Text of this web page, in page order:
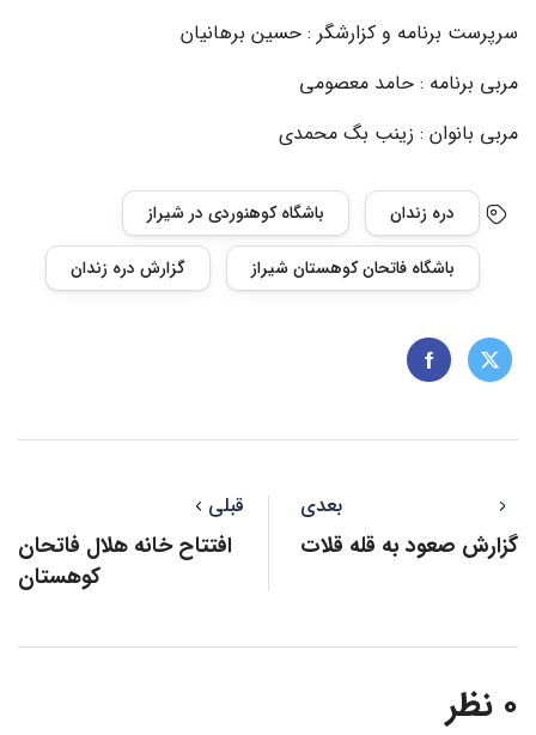
سرپرست برنامه و کزارشگر : حسین برهانیان
مربی برنامه : حامد معصومی
مربی بانوان : زینب بگ محمدی
دره زندان باشگاه کوهنوردی در شیراز
باشگاه فاتحان کوهستان شیراز گزارش دره زندان
قبلی
افتتاح خانه هلال فاتحان
کوهستان
بعدی
گزارش صعود به قله قلات
۰ نظر